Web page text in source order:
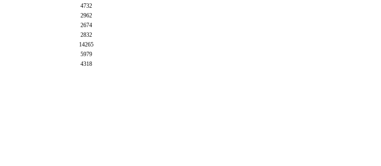
4732
2962
2674
2832
14265
5979
4318